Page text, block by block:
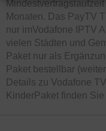
Monaten. Das PayTV
nur imVodafone IPTV
vielen Städten und
Paket nur als
Paket bestellbar
Details zu Vodafone
KinderPaket finden Sie